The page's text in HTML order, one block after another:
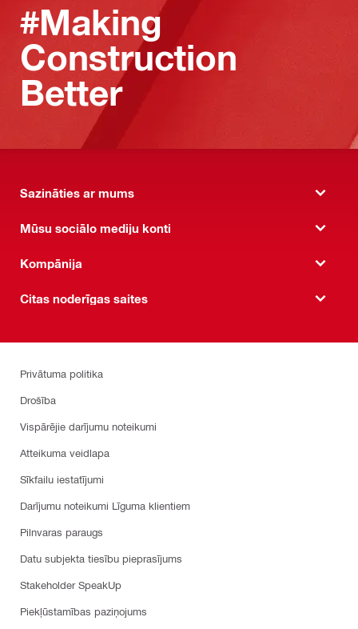
#Making
Construction
Better
Sazināties ar mums
Mūsu sociālo mediju konti
Kompānija
Citas noderīgas saites
Privātuma politika
Drošība
Vispārējie darījumu noteikumi
Atteikuma veidlapa
Sīkfailu iestatījumi
Darījumu noteikumi Līguma klientiem
Pilnvaras paraugs
Datu subjekta tiesību pieprasījums
Stakeholder SpeakUp
Piekļūstamības paziņojums